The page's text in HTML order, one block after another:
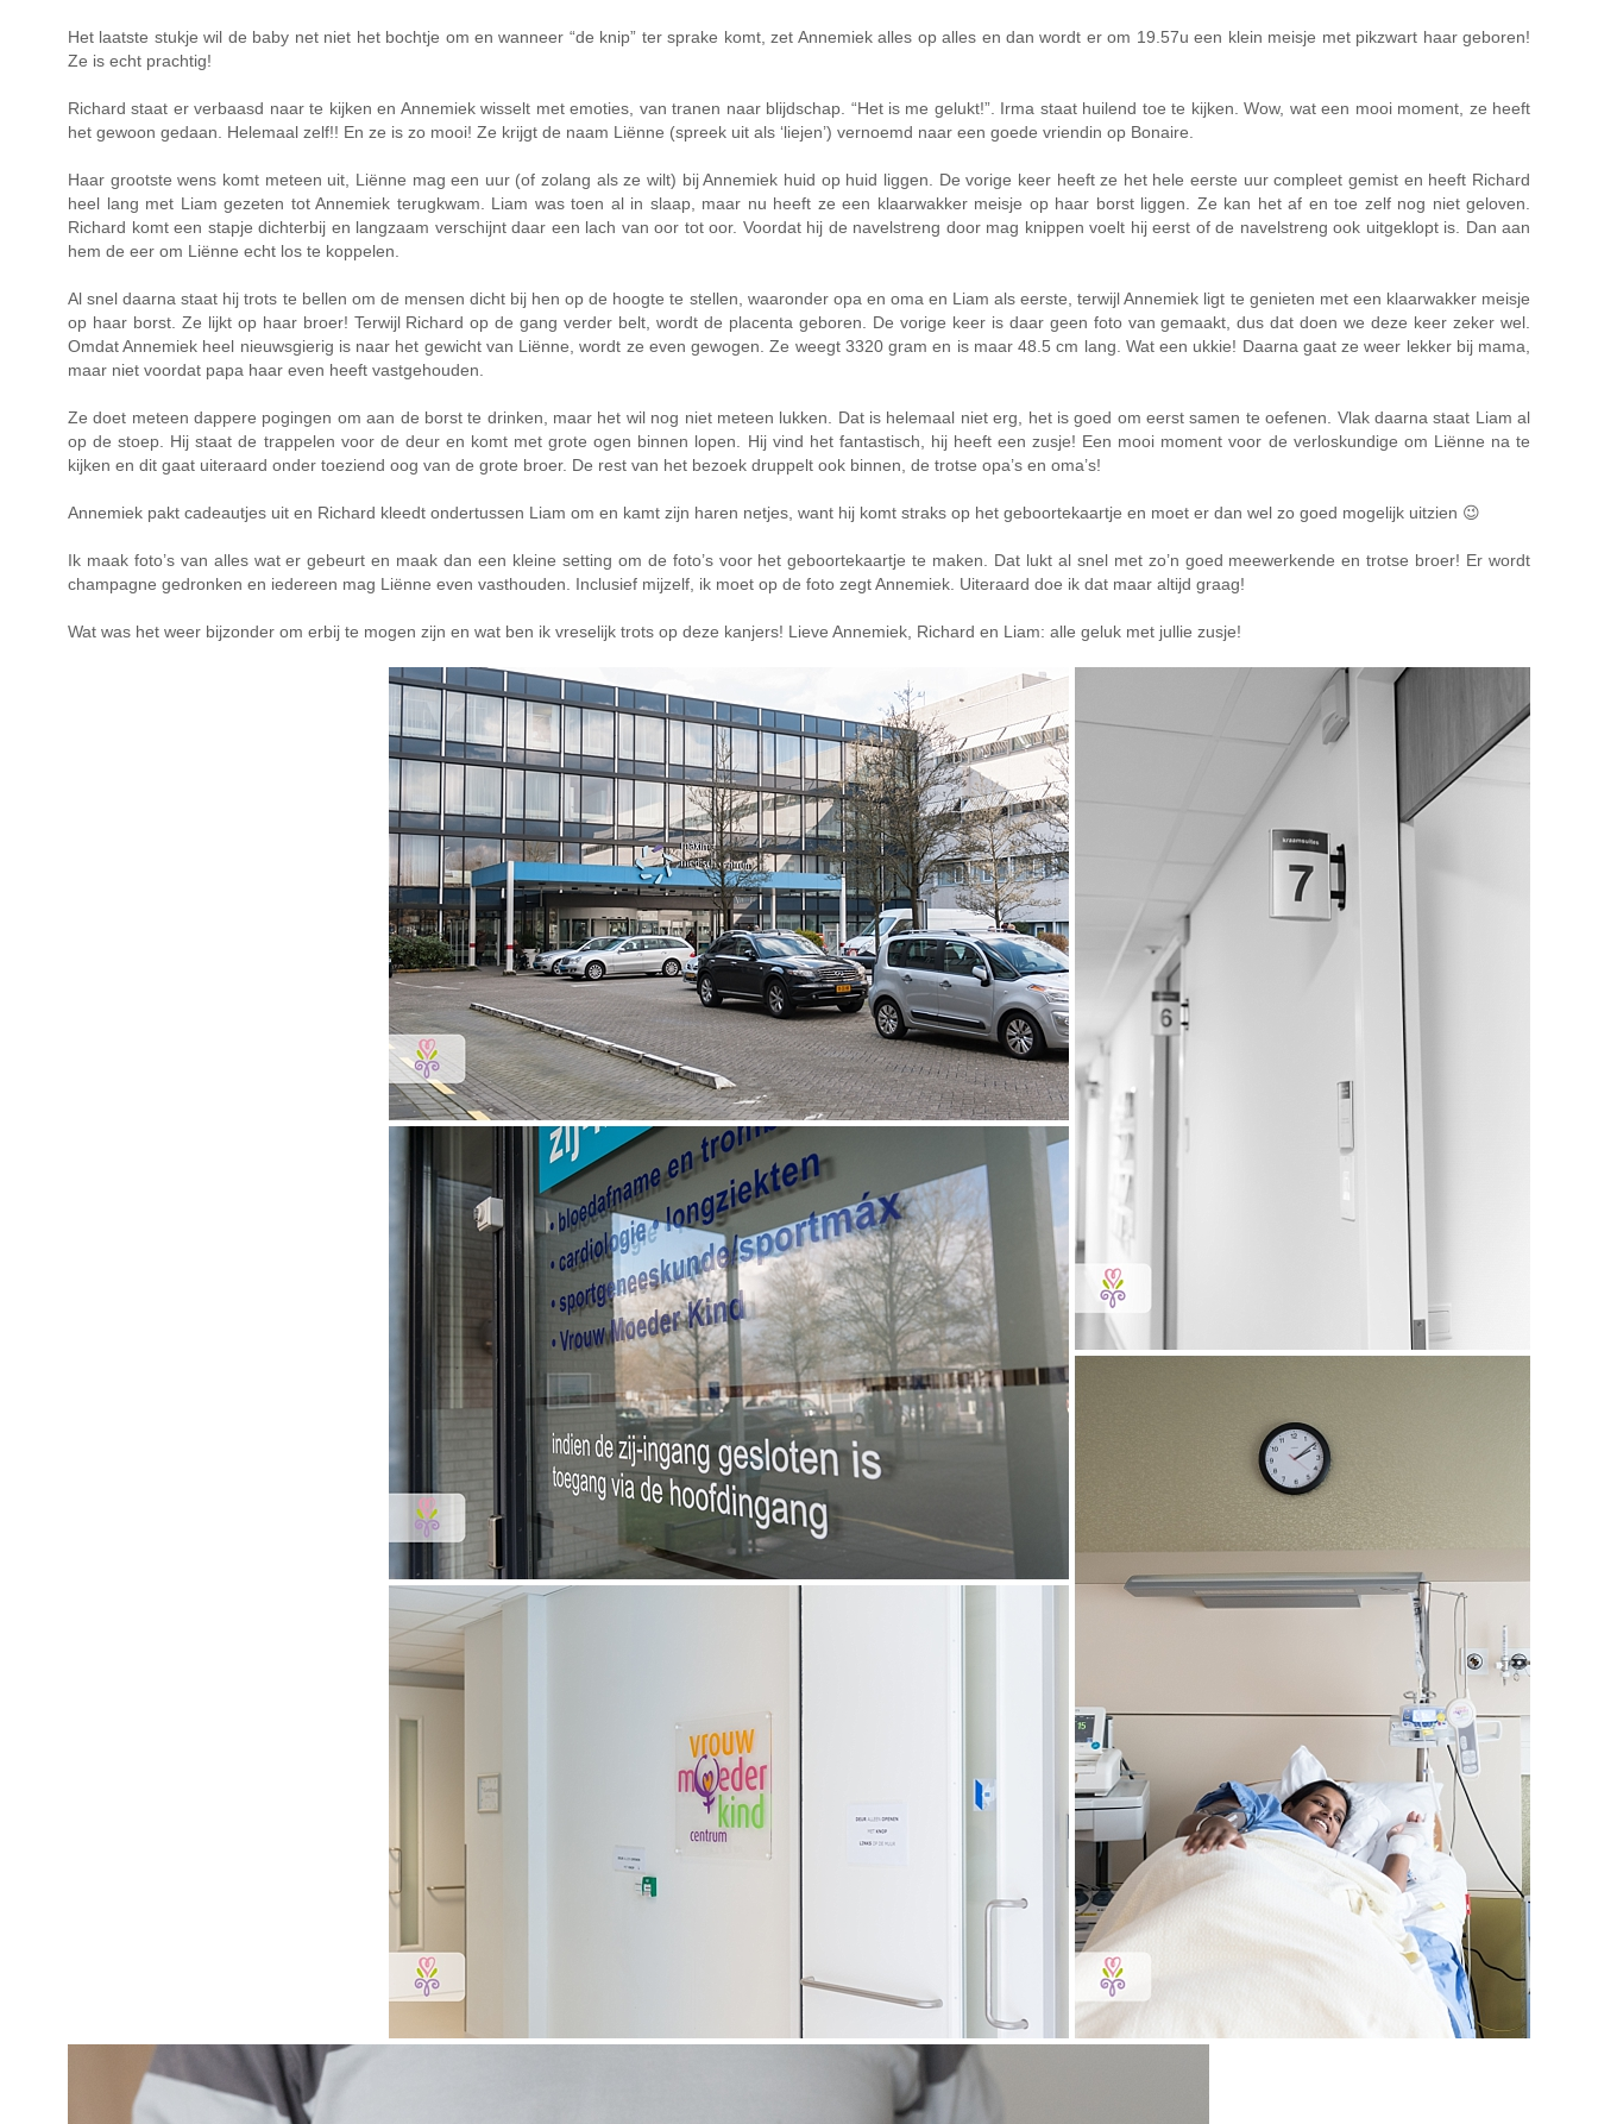
Het laatste stukje wil de baby net niet het bochtje om en wanneer “de knip” ter sprake komt, zet Annemiek alles op alles en dan wordt er om 19.57u een klein meisje met pikzwart haar geboren!
Ze is echt prachtig!
Richard staat er verbaasd naar te kijken en Annemiek wisselt met emoties, van tranen naar blijdschap. “Het is me gelukt!”. Irma staat huilend toe te kijken. Wow, wat een mooi moment, ze heeft
het gewoon gedaan. Helemaal zelf!! En ze is zo mooi! Ze krijgt de naam Liënne (spreek uit als ‘liejen’) vernoemd naar een goede vriendin op Bonaire.
Haar grootste wens komt meteen uit, Liënne mag een uur (of zolang als ze wilt) bij Annemiek huid op huid liggen. De vorige keer heeft ze het hele eerste uur compleet gemist en heeft Richard
heel lang met Liam gezeten tot Annemiek terugkwam. Liam was toen al in slaap, maar nu heeft ze een klaarwakker meisje op haar borst liggen. Ze kan het af en toe zelf nog niet geloven.
Richard komt een stapje dichterbij en langzaam verschijnt daar een lach van oor tot oor. Voordat hij de navelstreng door mag knippen voelt hij eerst of de navelstreng ook uitgeklopt is. Dan aan
hem de eer om Liënne echt los te koppelen.
Al snel daarna staat hij trots te bellen om de mensen dicht bij hen op de hoogte te stellen, waaronder opa en oma en Liam als eerste, terwijl Annemiek ligt te genieten met een klaarwakker meisje
op haar borst. Ze lijkt op haar broer! Terwijl Richard op de gang verder belt, wordt de placenta geboren. De vorige keer is daar geen foto van gemaakt, dus dat doen we deze keer zeker wel.
Omdat Annemiek heel nieuwsgierig is naar het gewicht van Liënne, wordt ze even gewogen. Ze weegt 3320 gram en is maar 48.5 cm lang. Wat een ukkie! Daarna gaat ze weer lekker bij mama,
maar niet voordat papa haar even heeft vastgehouden.
Ze doet meteen dappere pogingen om aan de borst te drinken, maar het wil nog niet meteen lukken. Dat is helemaal niet erg, het is goed om eerst samen te oefenen. Vlak daarna staat Liam al
op de stoep. Hij staat de trappelen voor de deur en komt met grote ogen binnen lopen. Hij vind het fantastisch, hij heeft een zusje! Een mooi moment voor de verloskundige om Liënne na te
kijken en dit gaat uiteraard onder toeziend oog van de grote broer. De rest van het bezoek druppelt ook binnen, de trotse opa’s en oma’s!
Annemiek pakt cadeautjes uit en Richard kleedt ondertussen Liam om en kamt zijn haren netjes, want hij komt straks op het geboortekaartje en moet er dan wel zo goed mogelijk uitzien 😉
Ik maak foto’s van alles wat er gebeurt en maak dan een kleine setting om de foto’s voor het geboortekaartje te maken. Dat lukt al snel met zo’n goed meewerkende en trotse broer! Er wordt
champagne gedronken en iedereen mag Liënne even vasthouden. Inclusief mijzelf, ik moet op de foto zegt Annemiek. Uiteraard doe ik dat maar altijd graag!
Wat was het weer bijzonder om erbij te mogen zijn en wat ben ik vreselijk trots op deze kanjers! Lieve Annemiek, Richard en Liam: alle geluk met jullie zusje!